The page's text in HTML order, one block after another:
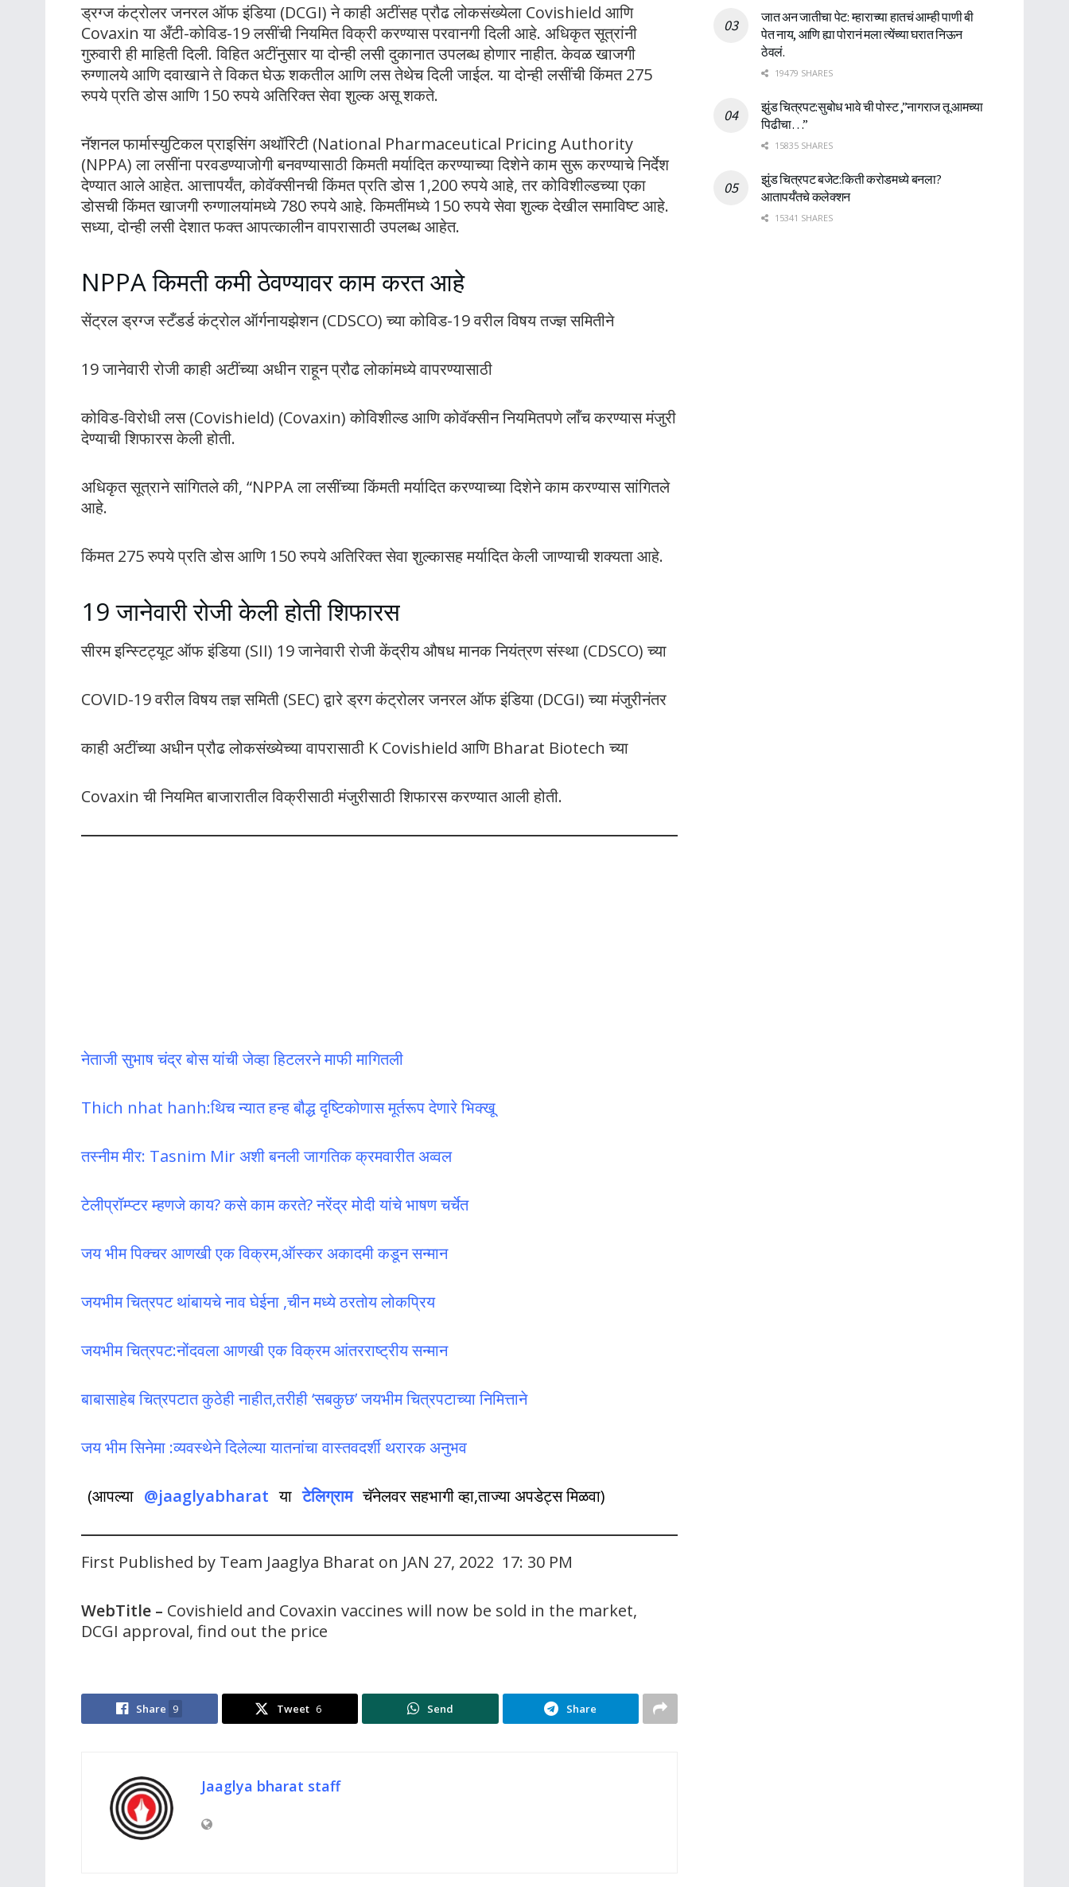
ड्रग्ज कंट्रोलर जनरल ऑफ इंडिया (DCGI) ने काही अटींसह प्रौढ लोकसंख्येला Covishield आणि
Covaxin या अँटी-कोविड-19 लसींची नियमित विक्री करण्यास परवानगी दिली आहे. अधिकृत सूत्रांनी
गुरुवारी ही माहिती दिली. विहित अटींनुसार या दोन्ही लसी दुकानात उपलब्ध होणार नाहीत. केवळ खाजगी
रुग्णालये आणि दवाखाने ते विकत घेऊ शकतील आणि लस तेथेच दिली जाईल. या दोन्ही लसींची किंमत 275
रुपये प्रति डोस आणि 150 रुपये अतिरिक्त सेवा शुल्क असू शकते.
नॅशनल फार्मास्युटिकल प्राइसिंग अथॉरिटी (National Pharmaceutical Pricing Authority
(NPPA) ला लसींना परवडण्याजोगी बनवण्यासाठी किमती मर्यादित करण्याच्या दिशेने काम सुरू करण्याचे निर्देश
देण्यात आले आहेत. आत्तापर्यंत, कोवॅक्सीनची किंमत प्रति डोस 1,200 रुपये आहे, तर कोविशील्डच्या एका
डोसची किंमत खाजगी रुग्णालयांमध्ये 780 रुपये आहे. किमतींमध्ये 150 रुपये सेवा शुल्क देखील समाविष्ट आहे.
सध्या, दोन्ही लसी देशात फक्त आपत्कालीन वापरासाठी उपलब्ध आहेत.
NPPA किमती कमी ठेवण्यावर काम करत आहे
सेंट्रल ड्रग्ज स्टँडर्ड कंट्रोल ऑर्गनायझेशन (CDSCO) च्या कोविड-19 वरील विषय तज्ज्ञ समितीने
19 जानेवारी रोजी काही अटींच्या अधीन राहून प्रौढ लोकांमध्ये वापरण्यासाठी
कोविड-विरोधी लस (Covishield) (Covaxin) कोविशील्ड आणि कोवॅक्सीन नियमितपणे लाँच करण्यास मंजुरी
देण्याची शिफारस केली होती.
अधिकृत सूत्राने सांगितले की, “NPPA ला लसींच्या किंमती मर्यादित करण्याच्या दिशेने काम करण्यास सांगितले
आहे.
किंमत 275 रुपये प्रति डोस आणि 150 रुपये अतिरिक्त सेवा शुल्कासह मर्यादित केली जाण्याची शक्यता आहे.
19 जानेवारी रोजी केली होती शिफारस
सीरम इन्स्टिट्यूट ऑफ इंडिया (SII) 19 जानेवारी रोजी केंद्रीय औषध मानक नियंत्रण संस्था (CDSCO) च्या
COVID-19 वरील विषय तज्ञ समिती (SEC) द्वारे ड्रग कंट्रोलर जनरल ऑफ इंडिया (DCGI) च्या मंजुरीनंतर
काही अटींच्या अधीन प्रौढ लोकसंख्येच्या वापरासाठी K Covishield आणि Bharat Biotech च्या
Covaxin ची नियमित बाजारातील विक्रीसाठी मंजुरीसाठी शिफारस करण्यात आली होती.
नेताजी सुभाष चंद्र बोस यांची जेव्हा हिटलरने माफी मागितली
Thich nhat hanh:थिच न्यात हन्ह बौद्ध दृष्टिकोणास मूर्तरूप देणारे भिक्खू
तस्नीम मीर: Tasnim Mir अशी बनली जागतिक क्रमवारीत अव्वल
टेलीप्रॉम्प्टर म्हणजे काय? कसे काम करते? नरेंद्र मोदी यांचे भाषण चर्चेत
जय भीम पिक्चर आणखी एक विक्रम,ऑस्कर अकादमी कडून सन्मान
जयभीम चित्रपट थांबायचे नाव घेईना ,चीन मध्ये ठरतोय लोकप्रिय
जयभीम चित्रपट:नोंदवला आणखी एक विक्रम आंतरराष्ट्रीय सन्मान
बाबासाहेब चित्रपटात कुठेही नाहीत,तरीही ‘सबकुछ’ जयभीम चित्रपटाच्या निमित्ताने
जय भीम सिनेमा :व्यवस्थेने दिलेल्या यातनांचा वास्तवदर्शी थरारक अनुभव
(आपल्या @jaaglyabharat या टेलिग्राम चॅनेलवर सहभागी व्हा,ताज्या अपडेट्स मिळवा)
First Published by Team Jaaglya Bharat on JAN 27, 2022 17: 30 PM
WebTitle – Covishield and Covaxin vaccines will now be sold in the market,
DCGI approval, find out the price
Share 9 Tweet 6 Send Share
Jaaglya bharat staff
जात अन जातीचा पेट: म्हाराच्या हातचं आम्ही पाणी बी
पेत नाय, आणि ह्या पोरानं मला त्येंच्या घरात निऊन
ठेवलं.
19479 SHARES
झुंड चित्रपट:सुबोध भावे ची पोस्ट ,”नागराज तू आमच्या
पिढीचा…”
15835 SHARES
झुंड चित्रपट बजेट:किती करोडमध्ये बनला?
आतापर्यँतचे कलेक्शन
15341 SHARES